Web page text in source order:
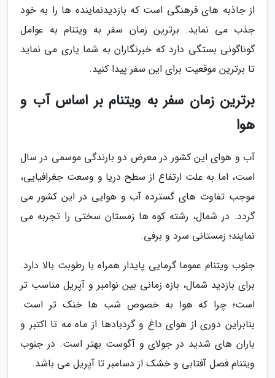
از جاذبه های فرهنگی است که بازدیدنماینده ها را به خود
جذب می نماید. برترین زمان سفر به ویتنام به عوامل
گوناگونی بستگی دارد که خبرنگاران به شما یاری می نماید
تا برترین موقعیت برای این سفر پیدا کنید.
برترین زمان سفر به ویتنام بر اساس آب و
هوا
آب و هوای این کشور در معرض دو بارندگی موسمی در سال
است، اما به علت ارتفاع از سطح دریا و وسعت جغرافیایی،
موجب تفاوت های گسترده آب و هوایی در این کشور می
گردد. در شمال، رشته کوه ها زمستان سختی را تجربه می
نمایند؛ زمستانی سرد و برفی.
جنوب ویتنام عموما گرمایی پایدار همراه با رطوبت بالا دارد.
برای بازدید شمال، بازه زمانی بین نوامبر و آپریل مناسب تر
است؛ چرا که هوا به خصوص شب ها خنک تر است.
بنابراین دوری از هوای داغ و گردبادها از ماه مه تا اکتبر و
باران های شدید در جولای و آگوست بهتر است. در جنوب
ویتنام فصل آفتابی و خشک از دسامبر تا آپریل می باشد.